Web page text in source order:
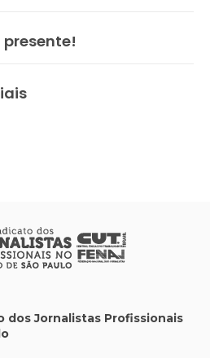
dos Jornalistas Profissionais